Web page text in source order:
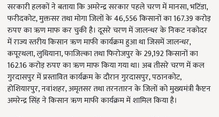
सरकारी हलकों ने बताया कि अमरेन्द्र सरकार पहले चरण में मानसा, भटिंडा,
फरीदकोट, मुक्तसर तथा मोगा जिलों के 46,556 किसानों का 167.39 करोड़
रुपए का ऋण माफ कर चुकी है। दूसरे चरण में जालन्धर के निकट नकोदर
में राज्य स्तरीय किसान ऋण माफी कार्यक्रम हुआ था जिसमें जालन्धर,
कपूरथला, लुधियाना, फाजिल्का तथा फिरोजपुर के 29,192 किसानों का
162.16 करोड़ रुपए का ऋण माफ किया गया था। अब तीसरे चरण में कल
गुरदासपुर में प्रस्तावित कार्यक्रम के दौरान गुरदासपुर, पठानकोट,
होशियारपुर, नवांशहर, अमृतसर तथा तरनतारन के जिलों को मुख्यमंत्री कैप्टन
अमरेन्द्र सिंह ने किसान ऋण माफी कार्यक्रम में शामिल किया है।